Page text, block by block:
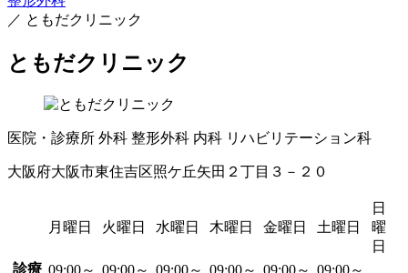
／ ともだクリニック
ともだクリニック
医院・診療所 外科 整形外科 内科 リハビリテーション科
大阪府大阪市東住吉区照ケ丘矢田２丁目３－２０
月曜日 火曜日 水曜日 木曜日 金曜日 土曜日
日
曜
日
診療 09:00～ 09:00～ 09:00～ 09:00～ 09:00～ 09:00～